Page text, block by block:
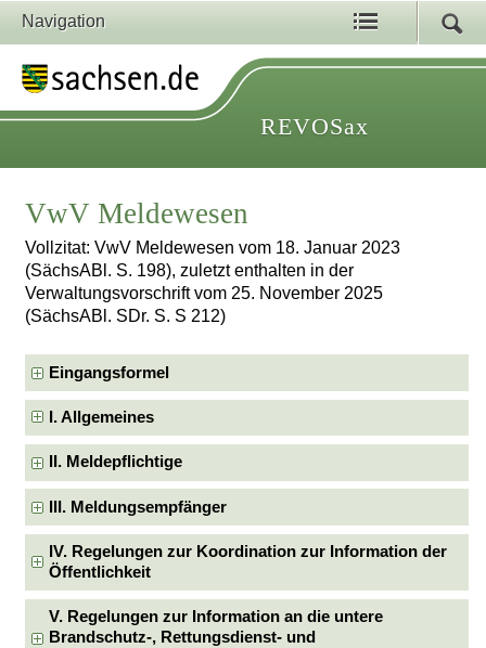
Navigation
REVOSax
VwV Meldewesen
Vollzitat: VwV Meldewesen vom 18. Januar 2023
(SächsABl. S. 198), zuletzt enthalten in der
Verwaltungsvorschrift vom 25. November 2025
(SächsABl. SDr. S. S 212)
Eingangsformel
I. Allgemeines
II. Meldepflichtige
III. Meldungsempfänger
IV. Regelungen zur Koordination zur Information der
Öffentlichkeit
V. Regelungen zur Information an die untere
Brandschutz-, Rettungsdienst- und